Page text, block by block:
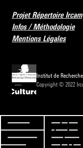
Projet Répertoire Ircam
Infos / Méthodologie
Mentions Légales
Institut de
Copyright © 2022